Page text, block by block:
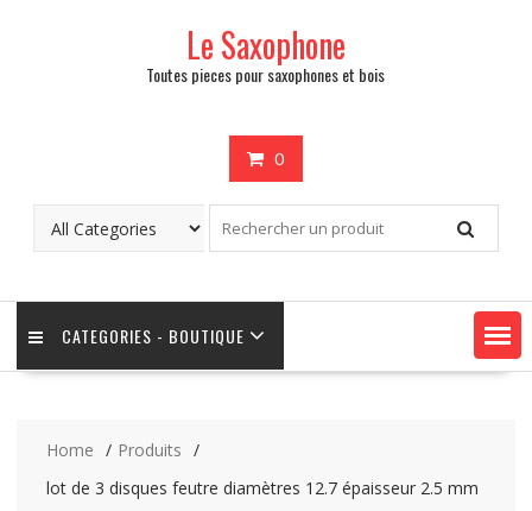
Le Saxophone
Toutes pieces pour saxophones et bois
0
CATEGORIES - BOUTIQUE
Home
Produits
lot de 3 disques feutre diamètres 12.7 épaisseur 2.5 mm